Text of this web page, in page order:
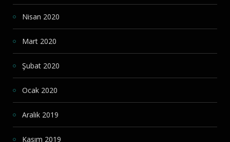
Nisan 2020
Mart 2020
Şubat 2020
Ocak 2020
Aralık 2019
Kasım 2019